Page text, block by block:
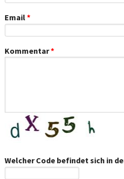
Email*
Kommentar*
Welcher Code befindet sich in